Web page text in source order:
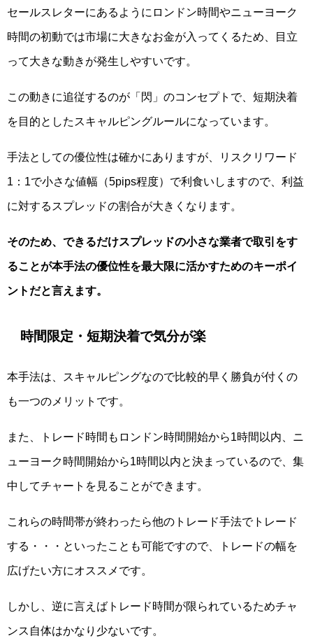
セールスレターにあるようにロンドン時間やニューヨーク
時間の初動では市場に大きなお金が入ってくるため、目立
って大きな動きが発生しやすいです。
この動きに追従するのが「閃」のコンセプトで、短期決着
を目的としたスキャルピングルールになっています。
手法としての優位性は確かにありますが、リスクリワード
1：1で小さな値幅（5pips程度）で利食いしますので、利益
に対するスプレッドの割合が大きくなります。
そのため、できるだけスプレッドの小さな業者で取引をす
ることが本手法の優位性を最大限に活かすためのキーポイ
ントだと言えます。
時間限定・短期決着で気分が楽
本手法は、スキャルピングなので比較的早く勝負が付くの
も一つのメリットです。
また、トレード時間もロンドン時間開始から1時間以内、ニ
ューヨーク時間開始から1時間以内と決まっているので、集
中してチャートを見ることができます。
これらの時間帯が終わったら他のトレード手法でトレード
する・・・といったことも可能ですので、トレードの幅を
広げたい方にオススメです。
しかし、逆に言えばトレード時間が限られているためチャ
ンス自体はかなり少ないです。